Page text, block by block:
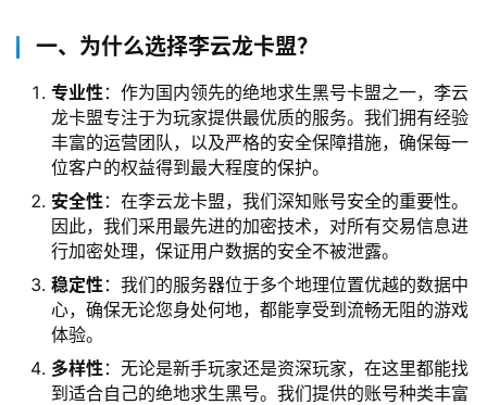
一、为什么选择李云龙卡盟？
专业性 ：作为国内领先的绝地求生黑号卡盟之一，李云
龙卡盟专注于为玩家提供最优质的服务。我们拥有经验
丰富的运营团队，以及严格的安全保障措施，确保每一
位客户的权益得到最大程度的保护。
安全性 ：在李云龙卡盟，我们深知账号安全的重要性。
因此，我们采用最先进的加密技术，对所有交易信息进
行加密处理，保证用户数据的安全不被泄露。
稳定性 ：我们的服务器位于多个地理位置优越的数据中
心，确保无论您身处何地，都能享受到流畅无阻的游戏
体验。
多样性 ：无论是新手玩家还是资深玩家，在这里都能找
到适合自己的绝地求生黑号。我们提供的账号种类丰富